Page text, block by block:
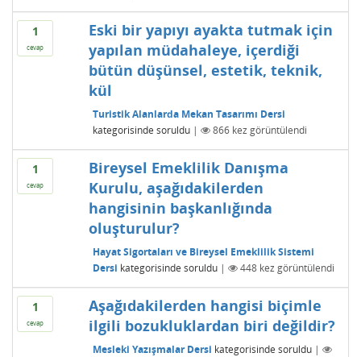
1
cevap
Eski bir yapıyı ayakta tutmak için
yapılan müdahaleye, içerdiği
bütün düşünsel, estetik, teknik,
kül
Turistik Alanlarda Mekan Tasarımı Dersi
kategorisinde soruldu | 866kez görüntülendi
1
cevap
Bireysel Emeklilik Danışma
Kurulu, aşağıdakilerden
hangisinin başkanlığında
oluşturulur?
Hayat Sigortaları ve Bireysel Emeklilik Sistemi
Dersi kategorisinde soruldu | 448kez görüntülendi
1
cevap
Aşağıdakilerden hangisi biçimle
ilgili bozukluklardan biri değildir?
Mesleki Yazışmalar Dersi kategorisinde soruldu |